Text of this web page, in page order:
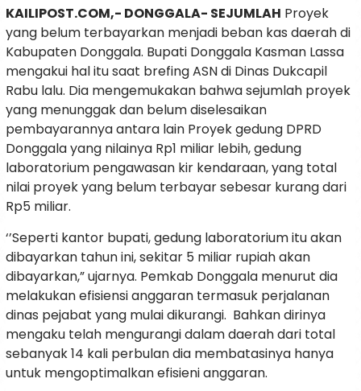
KAILIPOST.COM,- DONGGALA- SEJUMLAH Proyek
yang belum terbayarkan menjadi beban kas daerah di
Kabupaten Donggala. Bupati Donggala Kasman Lassa
mengakui hal itu saat brefing ASN di Dinas Dukcapil
Rabu lalu. Dia mengemukakan bahwa sejumlah proyek
yang menunggak dan belum diselesaikan
pembayarannya antara lain Proyek gedung DPRD
Donggala yang nilainya Rp1 miliar lebih, gedung
laboratorium pengawasan kir kendaraan, yang total
nilai proyek yang belum terbayar sebesar kurang dari
Rp5 miliar.
‘’Seperti kantor bupati, gedung laboratorium itu akan
dibayarkan tahun ini, sekitar 5 miliar rupiah akan
dibayarkan,” ujarnya. Pemkab Donggala menurut dia
melakukan efisiensi anggaran termasuk perjalanan
dinas pejabat yang mulai dikurangi. Bahkan dirinya
mengaku telah mengurangi dalam daerah dari total
sebanyak 14 kali perbulan dia membatasinya hanya
untuk mengoptimalkan efisieni anggaran.